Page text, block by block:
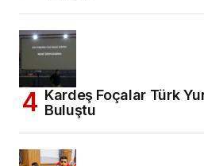
Kardeş Foçalar Türk
Buluştu